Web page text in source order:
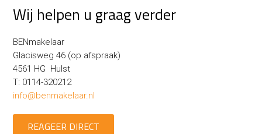
Wij helpen u graag verder
BENmakelaar
Glacisweg 46 (op afspraak)
4561 HG Hulst
T: 0114-320212
info@benmakelaar.nl
REAGEER DIRECT